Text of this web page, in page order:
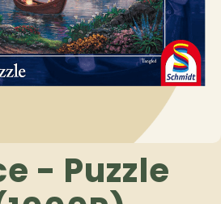
- Puzzle